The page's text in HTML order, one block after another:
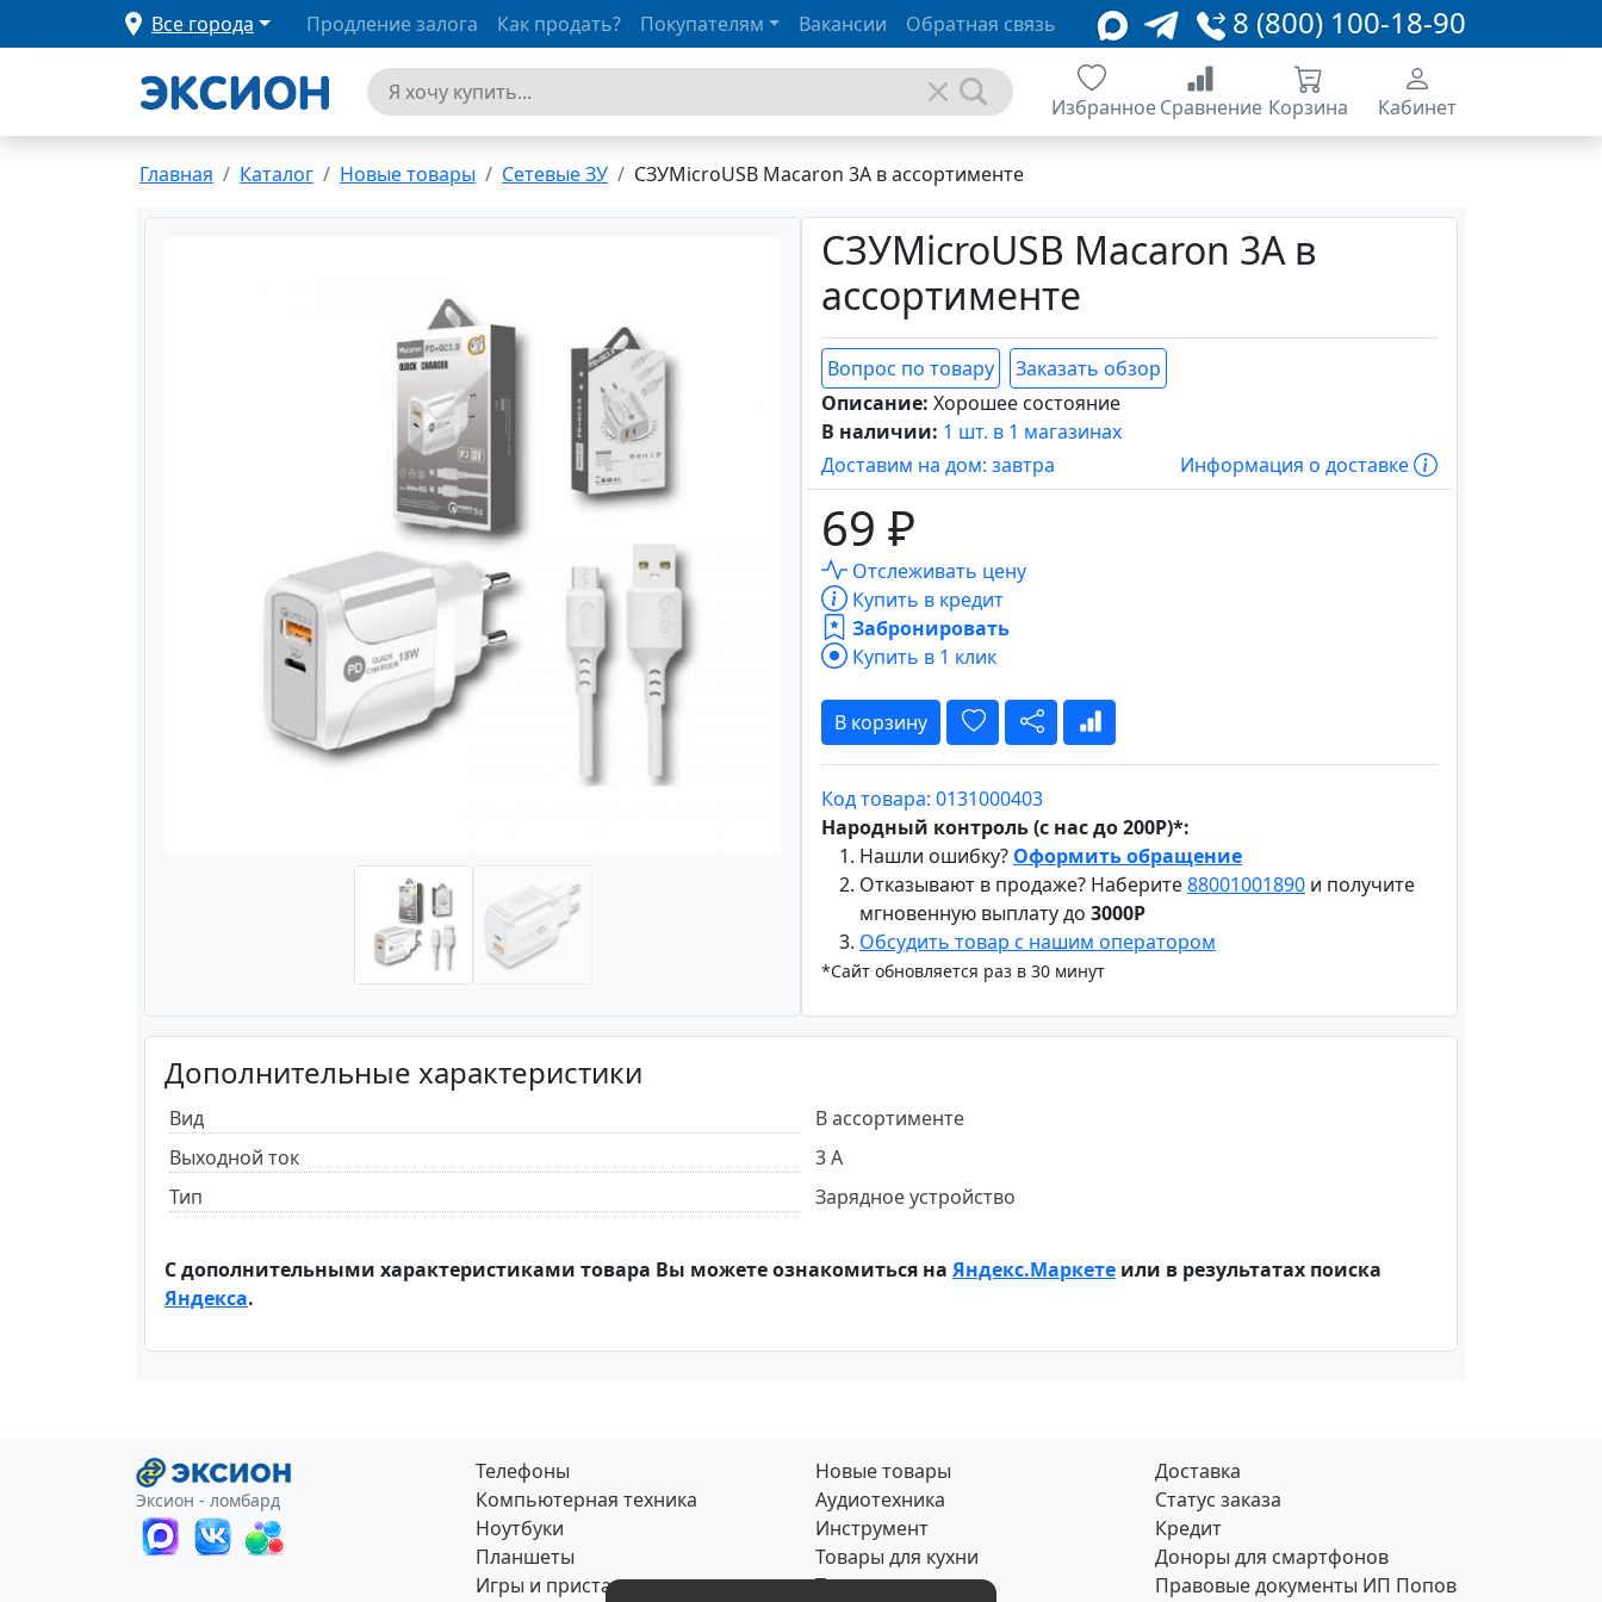
Все города 8 (800) 100-18-90
Продление залога Как продать? Покупателям Вакансии Обратная связь
ИзбранноеСравнение Корзина Кабинет
Главная Каталог Новые товары Сетевые ЗУ СЗУMicroUSB Macaron 3A в ассортименте
СЗУMicroUSB Macaron 3A в
ассортименте
Вопрос по товару
Заказать обзор
Описание: Хорошее состояние
В наличии: 1 шт. в 1 магазинах
Доставим на дом: завтра
Информация о доставке
69 ₽
Отслеживать цену
Купить в кредит
Забронировать
Купить в 1 клик
В корзину
Код товара: 0131000403
Народный контроль (с нас до 200Р)*:
Нашли ошибку? Оформить обращение
Отказывают в продаже? Наберите88001001890 и получите
мгновенную выплату до 3000Р
Обсудить товар с нашим оператором
*Сайт обновляется раз в 30 минут
Дополнительные характеристики
Вид
В ассортименте
Выходной ток
3 А
Тип
Зарядное устройство
С дополнительными характеристиками товара Вы можете ознакомиться на Яндекс.Маркете или в результатах поиска
Яндекса.
Эксион - ломбард
Телефоны
Компьютерная техника
Ноутбуки
Планшеты
Игры и приставки
Новые товары
Аудиотехника
Инструмент
Товары для кухни
Товары для дома
Доставка
Статус заказа
Кредит
Доноры для смартфонов
Правовые документы ИП Попов